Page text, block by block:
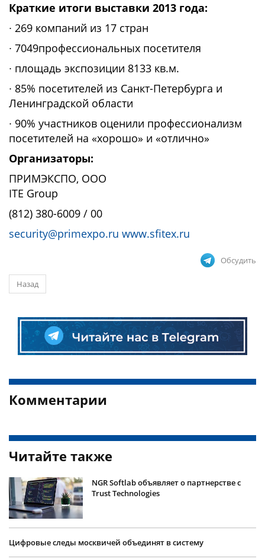
Краткие итоги выставки 2013 года:
∙ 269 компаний из 17 стран
∙ 7049профессиональных посетителя
∙ площадь экспозиции 8133 кв.м.
∙ 85% посетителей из Санкт-Петербурга и
Ленинградской области
∙ 90% участников оценили профессионализм
посетителей на «хорошо» и «отлично»
Организаторы:
ПРИМЭКСПО, ООО
ITE Group
(812) 380-6009 / 00
security@primexpo.ru www.sfitex.ru
Обсудить
Назад
Комментарии
Читайте также
NGR Softlab объявляет о партнерстве с
Trust Technologies
Цифровые следы москвичей объединят в систему